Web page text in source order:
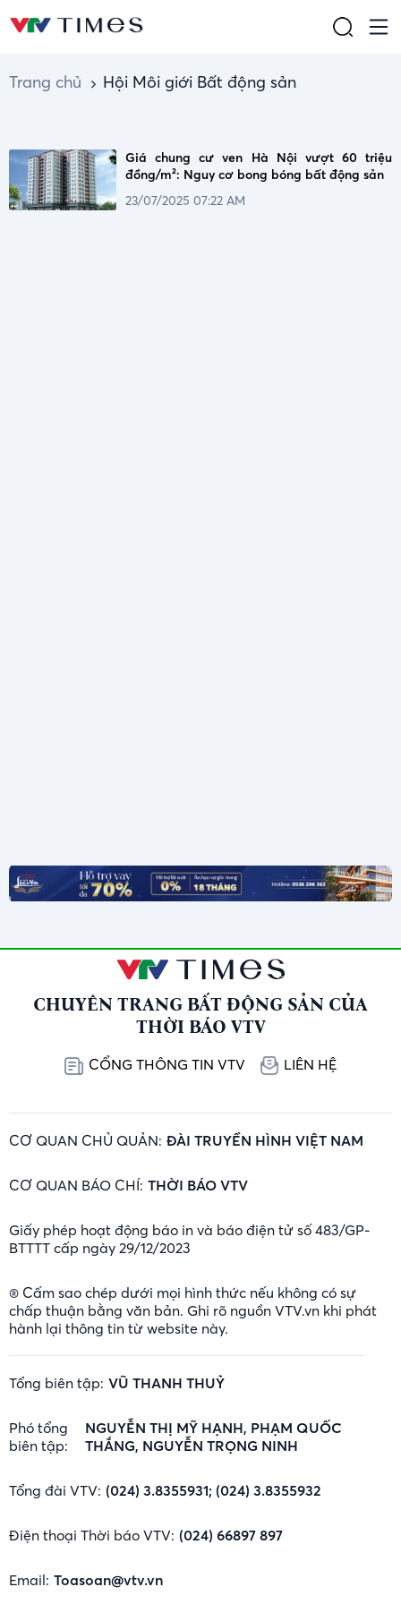
Trang chủ Hội Môi giới Bất động sản
Giá chung cư ven Hà Nội vượt 60 triệu
đồng/m²: Nguy cơ bong bóng bất động sản
23/07/2025 07:22 AM
CHUYÊN TRANG BẤT ĐỘNG SẢN CỦA
THỜI BÁO VTV
CỔNG THÔNG TIN VTV LIÊN HỆ
CƠ QUAN CHỦ QUẢN: ĐÀI TRUYỀN HÌNH VIỆT NAM
CƠ QUAN BÁO CHÍ: THỜI BÁO VTV
Giấy phép hoạt động báo in và báo điện tử số 483/GP-
BTTTT cấp ngày 29/12/2023
® Cấm sao chép dưới mọi hình thức nếu không có sự
chấp thuận bằng văn bản. Ghi rõ nguồn VTV.vn khi phát
hành lại thông tin từ website này.
Tổng biên tập: VŨ THANH THUỶ
Phó tổng
biên tập:
NGUYỄN THỊ MỸ HẠNH, PHẠM QUỐC
THẮNG, NGUYỄN TRỌNG NINH
Tổng đài VTV: (024) 3.8355931; (024) 3.8355932
Điện thoại Thời báo VTV: (024) 66897 897
Email: Toasoan@vtv.vn